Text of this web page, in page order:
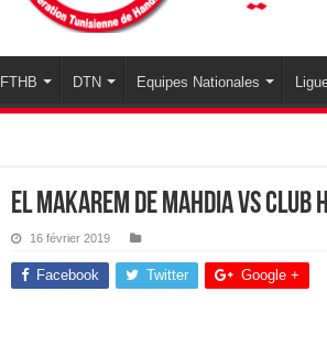
FTHB DTN Equipes Nationales
El Makarem de Mahdia vs Club
16 février 2019
Facebook Twitter Google +